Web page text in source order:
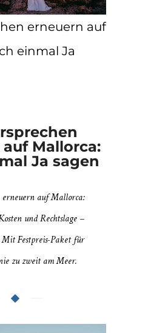
erneuern auf
einmal Ja
Mallorca:
Ja sagen
erneuern auf Mallorca:
und Rechtslage –
Festpreis-Paket für
zu zweit am Meer.